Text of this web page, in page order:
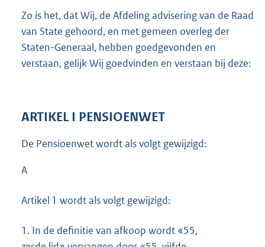
Zo is het, dat Wij, de Afdeling advisering van de Raad
van State gehoord, en met gemeen overleg der
Staten-Generaal, hebben goedgevonden en
verstaan, gelijk Wij goedvinden en verstaan bij deze:
ARTIKEL I PENSIOENWET
De Pensioenwet wordt als volgt gewijzigd:
A
Artikel 1 wordt als volgt gewijzigd:
1. In de definitie van afkoop wordt «55,